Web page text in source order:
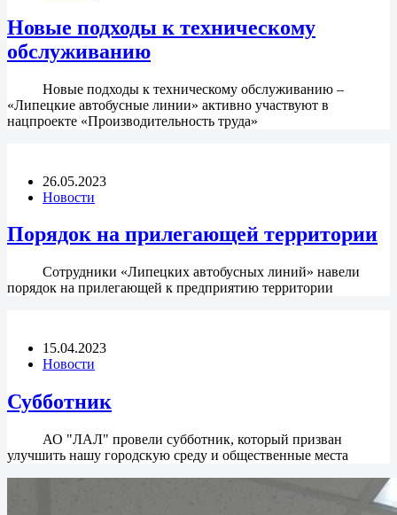
Новые подходы к техническому
обслуживанию
Новые подходы к техническому обслуживанию –
«Липецкие автобусные линии» активно участвуют в
нацпроекте «Производительность труда»
26.05.2023
Новости
Порядок на прилегающей территории
Сотрудники «Липецких автобусных линий» навели
порядок на прилегающей к предприятию территории
15.04.2023
Новости
Субботник
АО "ЛАЛ" провели субботник, который призван
улучшить нашу городскую среду и общественные места